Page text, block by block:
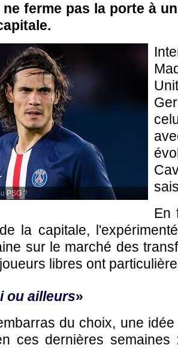
ferme pas la porte à
PSG ?
En
la capitale,
sur le marché des
libres ont
ou ailleurs»
du choix, une
ces dernières